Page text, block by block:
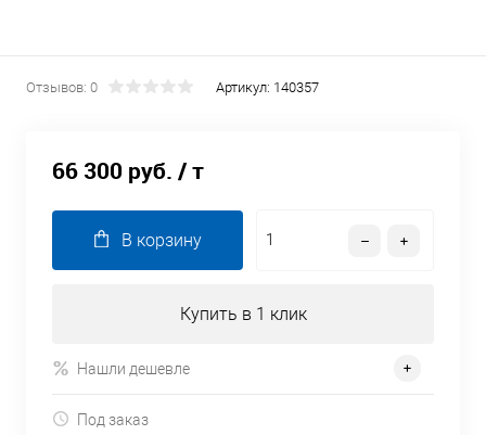
Отзывов: 0 Артикул: 140357
66 300 руб. / т
В корзину
Купить в 1 клик
Нашли дешевле
Под заказ